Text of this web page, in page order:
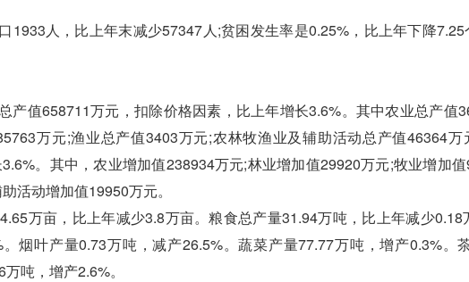
人，比上年末减少57347人;贫困发生率是0.25%，比上年下降7.25
值658711万元，扣除价格因素，比上年增长3.6%。其中农业总产值
万元;渔业总产值3403万元;农林牧渔业及辅助活动总产值46364
。其中，农业增加值238934万元;林业增加值29920万元;牧业增加
活动增加值19950万元。
万亩，比上年减少3.8万亩。粮食总产量31.94万吨，比上年减少0.18
烟叶产量0.73万吨，减产26.5%。蔬菜产量77.77万吨，增产0.3%。
吨，增产2.6%。